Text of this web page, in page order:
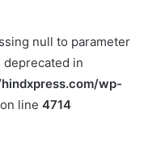
null to parameter
in
wp-
line 4714